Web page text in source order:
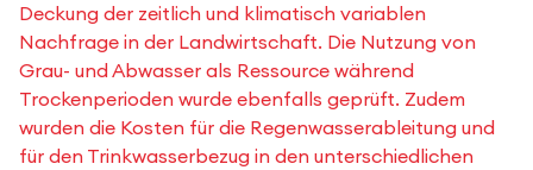
Deckung der zeitlich und klimatisch variablen
Nachfrage in der Landwirtschaft. Die Nutzung von
Grau- und Abwasser als Ressource während
Trockenperioden wurde ebenfalls geprüft. Zudem
wurden die Kosten für die Regenwasserableitung und
für den Trinkwasserbezug in den unterschiedlichen